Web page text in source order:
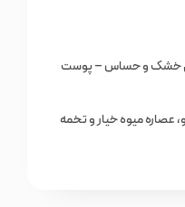
خشک و حساس – پوست
عصاره میوه خیار و تخمه